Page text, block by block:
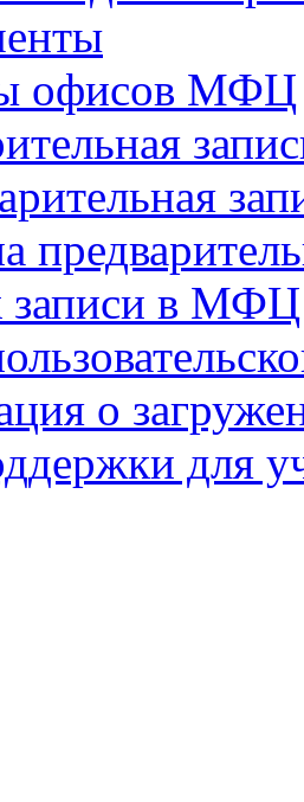
офисов МФЦ
записи в МФЦ
о
для